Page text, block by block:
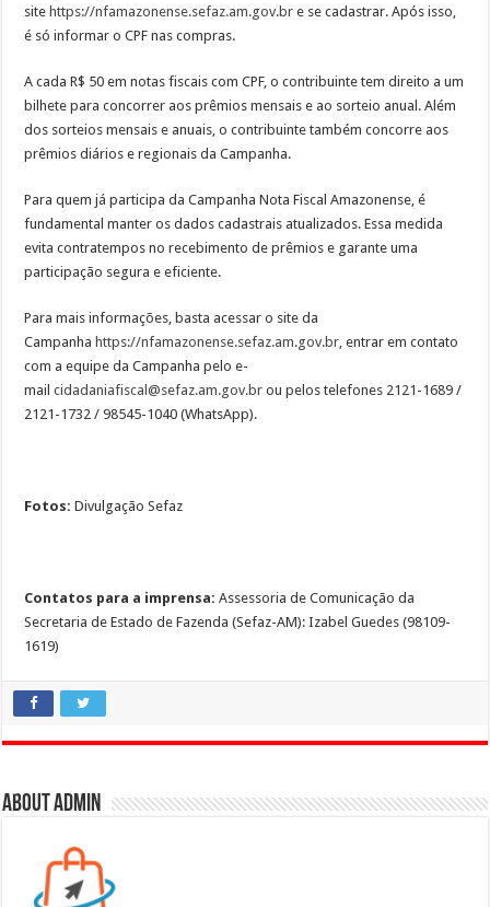
sitehttps://nfamazonense.sefaz.am.gov.br e se cadastrar. Após isso,
é só informar o CPF nas compras.
A cada R$ 50 em notas fiscais com CPF, o contribuinte tem direito a um
bilhete para concorrer aos prêmios mensais e ao sorteio anual. Além
dos sorteios mensais e anuais, o contribuinte também concorre aos
prêmios diários e regionais da Campanha.
Para quem já participa da Campanha Nota Fiscal Amazonense, é
fundamental manter os dados cadastrais atualizados. Essa medida
evita contratempos no recebimento de prêmios e garante uma
participação segura e eficiente.
Para mais informações, basta acessar o site da
Campanhahttps://nfamazonense.sefaz.am.gov.br , entrar em contato
com a equipe da Campanha pelo e-
mailcidadaniafiscal@sefaz.am.gov.br ou pelos telefones 2121-1689 /
2121-1732 / 98545-1040 (WhatsApp).
Fotos: Divulgação Sefaz
Contatos para a imprensa: Assessoria de Comunicação da
Secretaria de Estado de Fazenda (Sefaz-AM): Izabel Guedes (98109-
1619)
About admin